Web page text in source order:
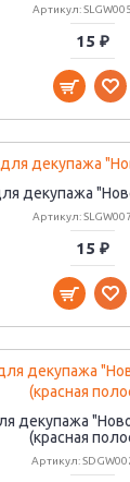
Артикул:
15 ₽
декупажа
Артикул:
15 ₽
декупажа
(красная
Артикул: